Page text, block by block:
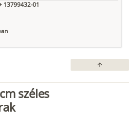
13799432-01
arrow_upward
széles